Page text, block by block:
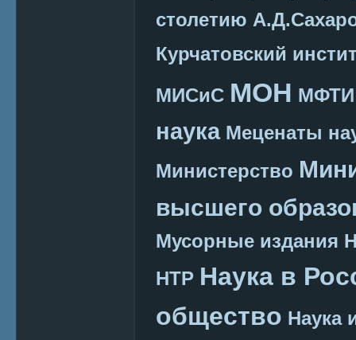
столетию
Курчатовский
МИСиС МОН МФТИ
наука Меценаты
Министерство
высшего
Мусорные издания
НТР Наука в
общество Наука